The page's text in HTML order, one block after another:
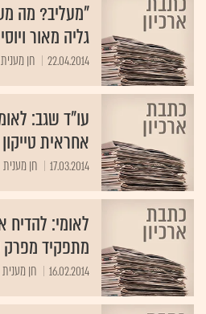
"מעליב? מה
גליה מאור
22.04.2014 חן מענית
עו"ד שגב:
אחראית
17.03.2014 חן מענית
לאומי: להדיח
מתפקיד מפרק
16.02.2014 חן מענית